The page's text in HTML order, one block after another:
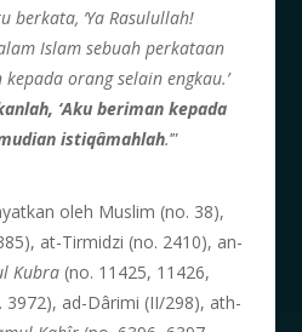
berkata, ‘Ya Rasulullah!
Islam sebuah perkataan
orang selain engkau.’
‘Aku beriman kepada
istiqâmahlah.’”
oleh Muslim (no. 38),
at-Tirmidzi (no. 2410), an-
Kubra (no. 11425, 11426,
3972), ad-Dârimi (II/298), ath-